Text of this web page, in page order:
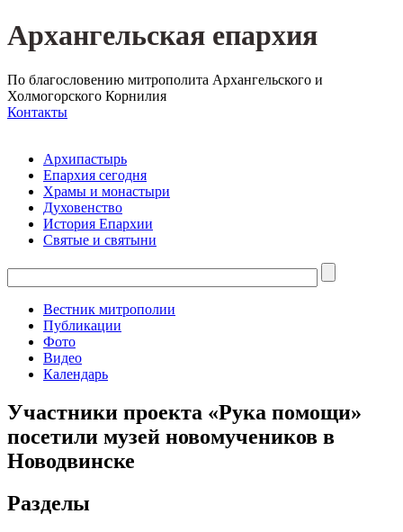
Архангельская епархия
По благословению митрополита Архангельского и
Холмогорского Корнилия
Контакты
Архипастырь
Епархия сегодня
Храмы и монастыри
Духовенство
История Епархии
Святые и святыни
Вестник митрополии
Публикации
Фото
Видео
Календарь
Участники проекта «Рука помощи»
посетили музей новомучеников в
Новодвинске
Разделы